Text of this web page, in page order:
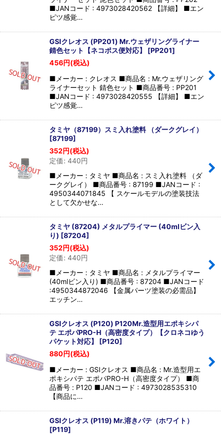
■JANコード : 4973028420562 【詳細】 ■エン
ピツ感覚…
GSIクレオス (PP201) Mr.ウェザリングライナー
錆色セット【ネコポス便対応】
[PP201]
456円(税込)
■メーカー : クレオス ■商品名 : Mr.ウェザリング
ライナーセット 錆色セット ■商品番号 : PP201
■JANコード : 4973028420555 【詳細】 ■エン
ピツ感覚…
タミヤ（87199）スミ入れ塗料 （ダークグレイ）
[87199]
352円(税込)
定価: 440円
■メーカー : タミヤ ■商品名 : スミ入れ塗料 （ダ
ークグレイ） ■商品番号 : 87199 ■JANコード :
4950344071845 【 スケールモデルの塗装技法
として欠かせな…
タミヤ (87204) メタルプライマー (40mlビン入
り) [87204]
352円(税込)
定価: 440円
■メーカー : タミヤ ■商品名 : メタルプライマー
(40mlビン入り) ■商品番号 : 87204 ■JANコード
:4950344872046 【金属パーツ塗装の必需品】
エッチン…
GSIクレオス (P120) P120Mr.造型用エポキシパ
テ エポパPRO-H（高密度タイプ）【クロネコゆう
パケット対応】 [P120]
880円(税込)
■メーカー : GSIクレオス ■商品名 : Mr.造型用エ
ポキシパテ エポパPRO-H（高密度タイプ） ■商
品番号 : P120 ■JANコード : 4973028535310
【商品に…
GSIクレオス (P119) Mr.溶きパテ（ホワイト）
[P119]